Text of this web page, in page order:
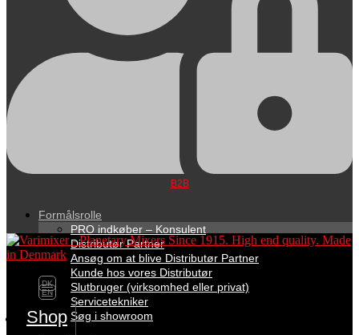
B2B
Formålsrolle
PRO indkøber – Konsulent
Distributør Partner
Ansøg om at blive Distributør Partner
Kunde hos vores Distributør
Slutbruger (virksomhed eller privat)
Servicetekniker
Søg i showroom
DK
EN
Shop